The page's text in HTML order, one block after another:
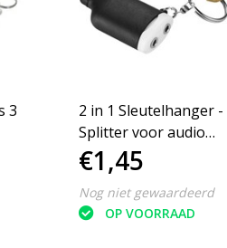
3
2 in 1 Sleutelhanger -
Splitter voor audio
oordopjes - Stylus -
Zwart
€1,45
Nog niet gewaardeerd
OP VOORRAAD